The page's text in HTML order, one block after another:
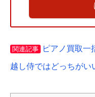
関連記事 ピアノ買取一
越し侍ではどっちがい